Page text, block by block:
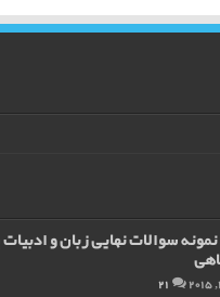
نمونه سوالات نهایی زبان و
21